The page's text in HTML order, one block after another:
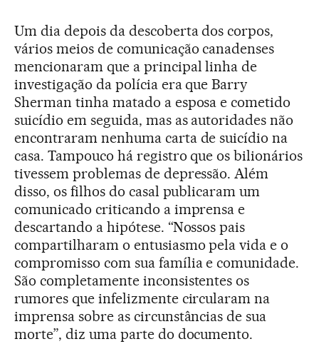
Um dia depois da descoberta dos corpos,
vários meios de comunicação canadenses
mencionaram que a principal linha de
investigação da polícia era que Barry
Sherman tinha matado a esposa e cometido
suicídio em seguida, mas as autoridades não
encontraram nenhuma carta de suicídio na
casa. Tampouco há registro que os bilionários
tivessem problemas de depressão. Além
disso, os filhos do casal publicaram um
comunicado criticando a imprensa e
descartando a hipótese. “Nossos pais
compartilharam o entusiasmo pela vida e o
compromisso com sua família e comunidade.
São completamente inconsistentes os
rumores que infelizmente circularam na
imprensa sobre as circunstâncias de sua
morte”, diz uma parte do documento.